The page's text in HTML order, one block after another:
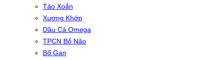
Tảo Xoắn
Xương Khớp
Dầu Cá Omega
TPCN Bổ Não
Bổ Gan